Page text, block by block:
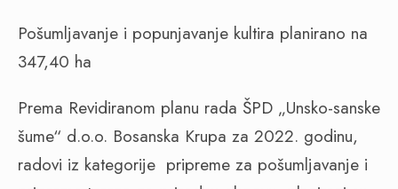
Pošumljavanje i popunjavanje kultira planirano na
347,40 ha
Prema Revidiranom planu rada ŠPD „Unsko-sanske
šume“ d.o.o. Bosanska Krupa za 2022. godinu,
radovi iz kategorije pripreme za pošumljavanje i